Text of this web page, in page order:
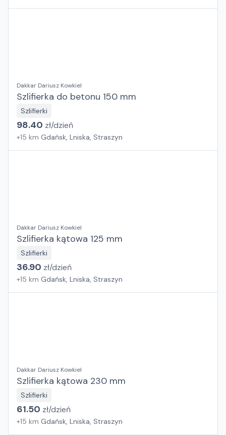
Dakkar Dariusz Kowkiel
Szlifierka do betonu 150 mm
Szlifierki
98.40 zł/dzień
+15 km Gdańsk, Lniska, Straszyn
Dakkar Dariusz Kowkiel
Szlifierka kątowa 125 mm
Szlifierki
36.90 zł/dzień
+15 km Gdańsk, Lniska, Straszyn
Dakkar Dariusz Kowkiel
Szlifierka kątowa 230 mm
Szlifierki
61.50 zł/dzień
+15 km Gdańsk, Lniska, Straszyn